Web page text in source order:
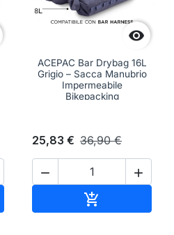

ACEPAC Bar Drybag 16L
Grigio – Sacca Manubrio
Impermeabile
Bikepacking
25,83 € 36,90 €
 
